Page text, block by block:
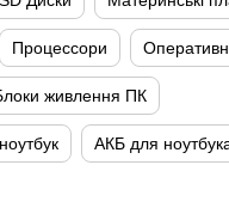
Процессори
живлення ПК
АКБ для